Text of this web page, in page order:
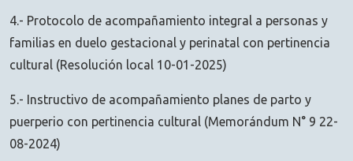
4.- Protocolo de acompañamiento integral a personas y
familias en duelo gestacional y perinatal con pertinencia
cultural (Resolución local 10-01-2025)
5.- Instructivo de acompañamiento planes de parto y
puerperio con pertinencia cultural (Memorándum N° 9 22-
08-2024)